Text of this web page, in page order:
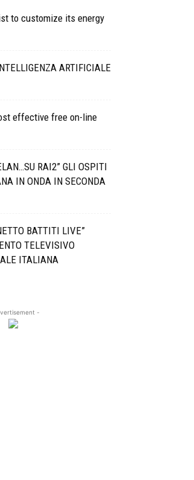
to customize its energy
ARTIFICIALE
effective free on-line
RAI2” GLI OSPITI
IN ONDA IN SECONDA
BATTITI LIVE”
TELEVISIVO
ITALIANA
-